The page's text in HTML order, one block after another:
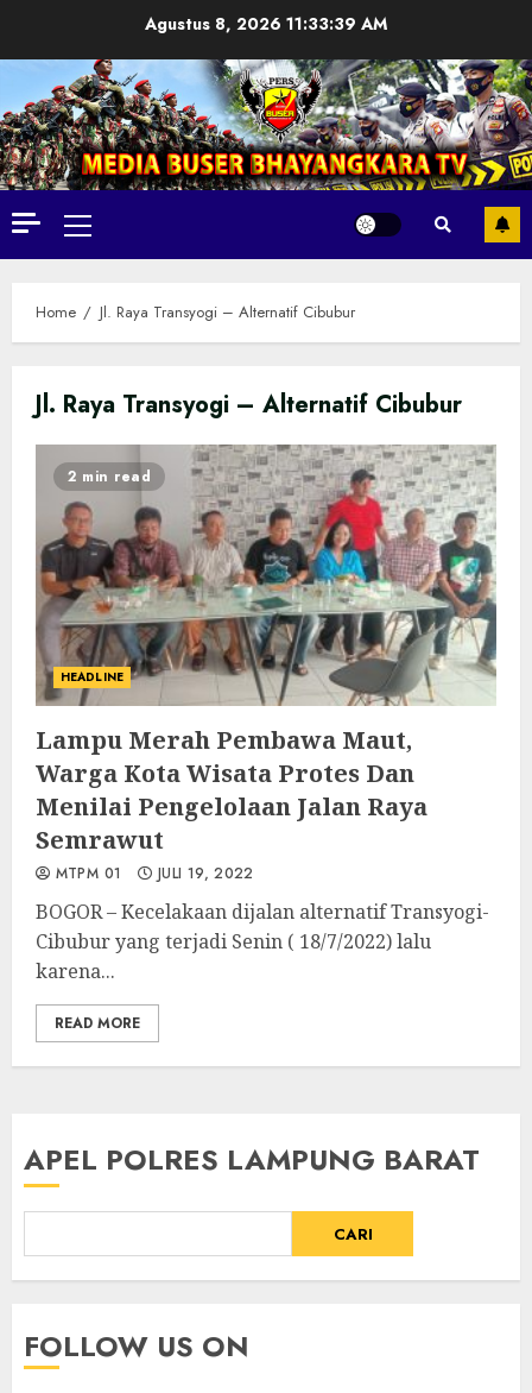
Agustus 8, 2026 11:33:40 AM
Primary
Menu
Home Jl. Raya Transyogi – Alternatif Cibubur
Jl. Raya Transyogi – Alternatif Cibubur
2 min read
HEADLINE
Lampu Merah Pembawa Maut,
Warga Kota Wisata Protes Dan
Menilai Pengelolaan Jalan Raya
Semrawut
MTPM 01 JULI 19, 2022
BOGOR – Kecelakaan dijalan alternatif Transyogi-
Cibubur yang terjadi Senin ( 18/7/2022) lalu
karena...
READ MORE
APEL POLRES LAMPUNG BARAT
CARI
FOLLOW US ON